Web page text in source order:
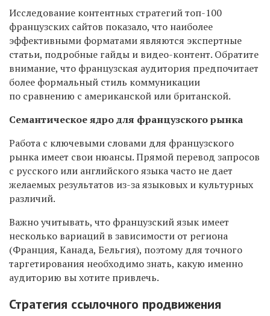
Исследование контентных стратегий топ-100
французских сайтов показало, что наиболее
эффективными форматами являются экспертные
статьи, подробные гайды и видео-контент. Обратите
внимание, что французская аудитория предпочитает
более формальный стиль коммуникации
по сравнению с американской или британской.
Семантическое ядро для французского рынка
Работа с ключевыми словами для французского
рынка имеет свои нюансы. Прямой перевод запросов
с русского или английского языка часто не дает
желаемых результатов из-за языковых и культурных
различий.
Важно учитывать, что французский язык имеет
несколько вариаций в зависимости от региона
(Франция, Канада, Бельгия), поэтому для точного
таргетирования необходимо знать, какую именно
аудиторию вы хотите привлечь.
Стратегия ссылочного продвижения